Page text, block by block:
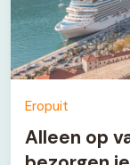
Eropuit
Alleen op